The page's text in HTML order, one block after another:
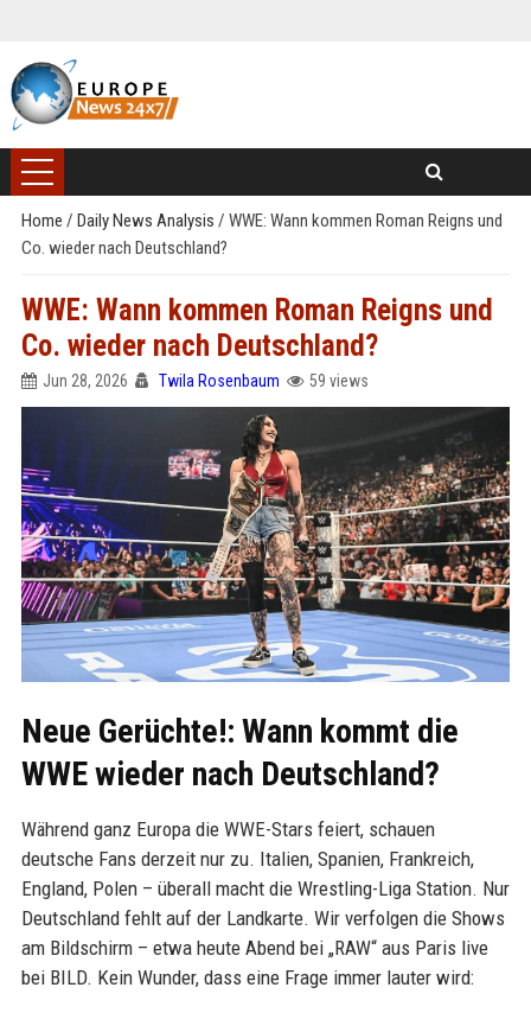
Home / Daily News Analysis / WWE: Wann kommen Roman Reigns und
Co. wieder nach Deutschland?
WWE: Wann kommen Roman Reigns und
Co. wieder nach Deutschland?
Jun 28, 2026 Twila Rosenbaum 59 views
Neue Gerüchte!: Wann kommt die
WWE wieder nach Deutschland?
Während ganz Europa die WWE-Stars feiert, schauen
deutsche Fans derzeit nur zu. Italien, Spanien, Frankreich,
England, Polen – überall macht die Wrestling-Liga Station. Nur
Deutschland fehlt auf der Landkarte. Wir verfolgen die Shows
am Bildschirm – etwa heute Abend bei „RAW“ aus Paris live
bei BILD. Kein Wunder, dass eine Frage immer lauter wird: